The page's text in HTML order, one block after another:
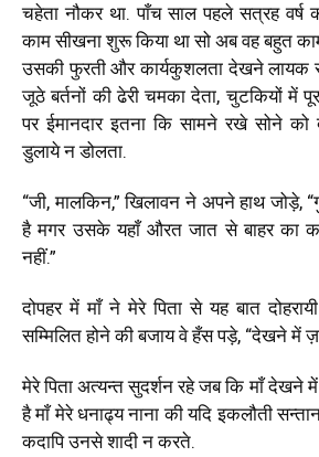
चहेता नौकर था. पाँच साल पहले सत्रह
काम सीखना शुरू किया था सो अब वह बहुत
उसकी फुरती और कार्यकुशलता देखने लायक
जूठे बर्तनों की ढेरी चमका देता, चुटकियों में
पर ईमानदार इतना कि सामने रखे सोने
डुलाये न डोलता.
“जी, मालकिन,” खिलावन ने अपने हाथ जोड़े,
है मगर उसके यहाँ औरत जात से बाहर का
नहीं.”
दोपहर में माँ ने मेरे पिता से यह बात
सम्मिलित होने की बजाय वे हँस पड़े, “देखने में
मेरे पिता अत्यन्त सुदर्शन रहे जब कि माँ देखने
है माँ मेरे धनाढ्य नाना की यदि इकलौती सन्तान
कदापि उनसे शादी न करते.